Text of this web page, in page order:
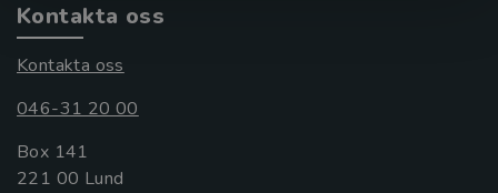
Kontakta oss
Kontakta oss
046-31 20 00
Box 141
221 00 Lund